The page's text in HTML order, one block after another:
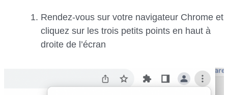
Rendez-vous sur votre navigateur Chrome et
cliquez sur les trois petits points en haut à
droite de l’écran